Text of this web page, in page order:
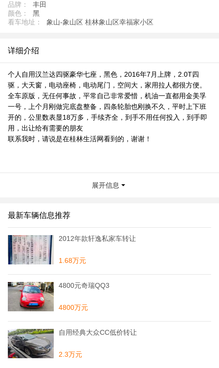
品牌：
丰田
颜色：
黑
看车地址：
象山-象山区 桂林象山区幸福家小区
详细介绍
个人自用汉兰达四驱豪华七座，黑色，2016年7月上牌，2.0T四
驱，大天窗，电动座椅，电动尾门，空间大，家用拉人都很方便。
全车原版，无任何事故，平常自己非常爱惜，机油一直都用金美孚
一号，上个月刚做完底盘整备，四条轮胎也刚换不久，平时上下班
开的，公里数表显18万多，手续齐全，到手不用任何投入，到手即
用，出让给有需要的朋友
联系我时，请说是在桂林生活网看到的，谢谢！
展开信息
最新车辆信息推荐
2012年款轩逸私家车转让
1.68万元
4800元奇瑞QQ3
4800万元
自用经典大众CC低价转让
2.3万元